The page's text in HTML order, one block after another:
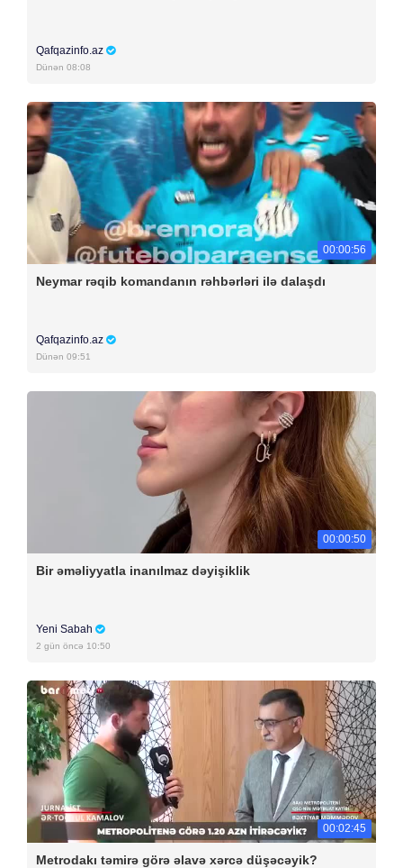
Qafqazinfo.az
Dünən 08:08
00:00:56
Neymar rəqib komandanın rəhbərləri ilə dalaşdı
Qafqazinfo.az
Dünən 09:51
00:00:50
Bir əməliyyatla inanılmaz dəyişiklik
Yeni Sabah
2 gün öncə 10:50
00:02:45
Metrodakı təmirə görə əlavə xərcə düşəcəyik?